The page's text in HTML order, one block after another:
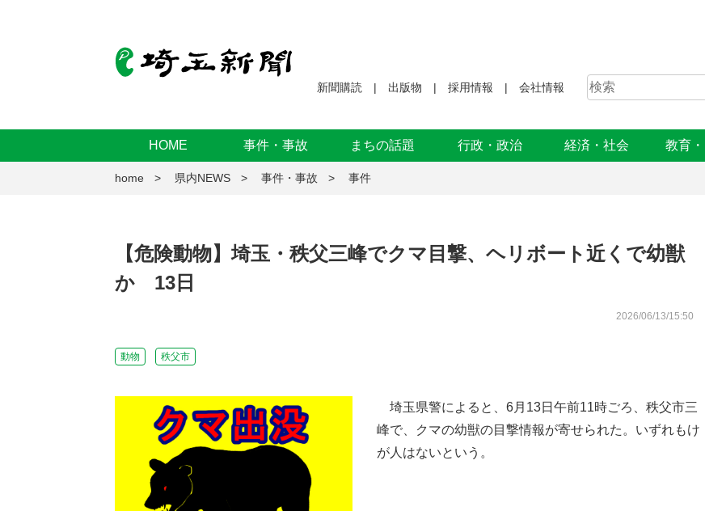
新聞購読 出版物 採用情報 会社情報
HOME 事件・事故 まちの話題 行政・政治 経済・社会 教育
home 県内NEWS 事件・事故 事件
【危険動物】埼玉・秩父三峰でクマ目撃、ヘリボート近くで幼獣
か 13日
2026/06/13/15:50
動物 秩父市
埼玉県警によると、6月13日午前11時ごろ、秩父市三
峰で、クマの幼獣の目撃情報が寄せられた。いずれもけ
が人はないという。